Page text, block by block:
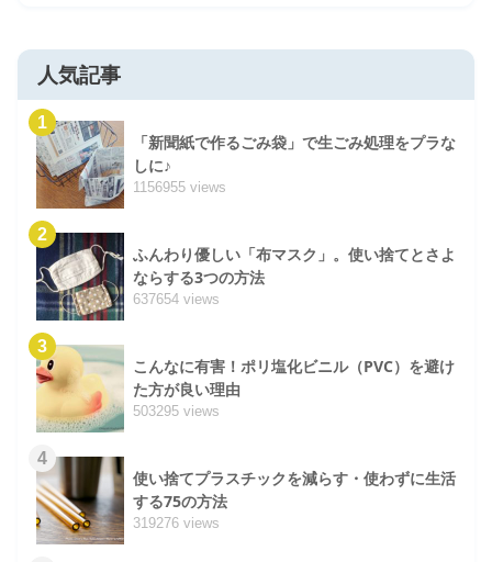
人気記事
1
「新聞紙で作るごみ袋」で生ごみ処理をプラな
しに♪
1156955 views
2
ふんわり優しい「布マスク」。使い捨てとさよ
ならする3つの方法
637654 views
3
こんなに有害！ポリ塩化ビニル（PVC）を避け
た方が良い理由
503295 views
4
使い捨てプラスチックを減らす・使わずに生活
する75の方法
319276 views